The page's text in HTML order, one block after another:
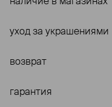
уход за украшениями
возврат
гарантия